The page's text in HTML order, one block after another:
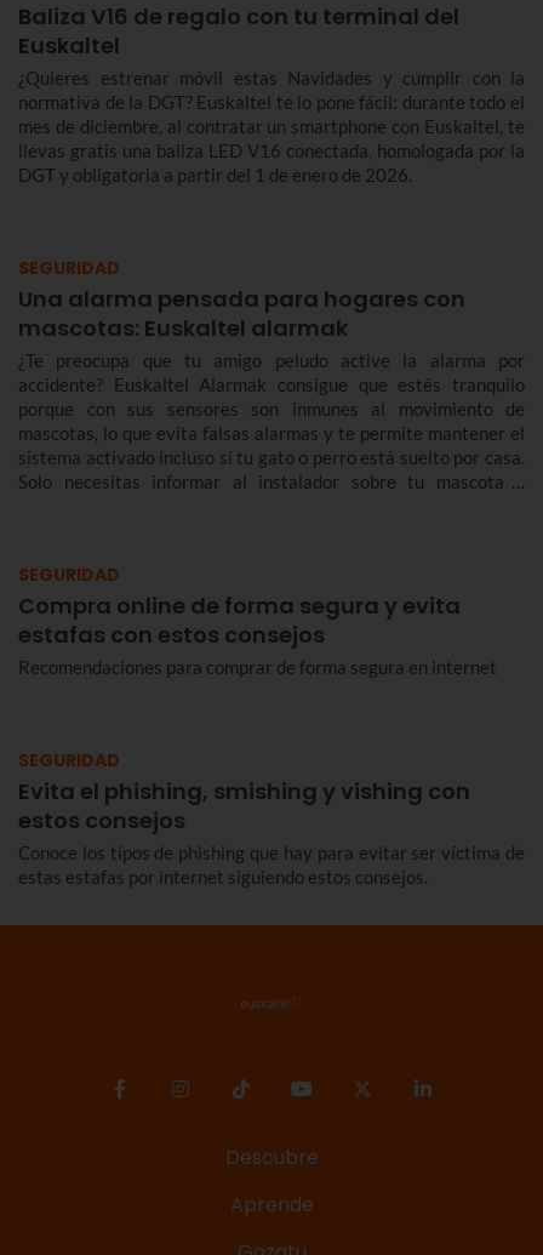
Baliza V16 de regalo con tu terminal del
Euskaltel
¿Quieres estrenar móvil estas Navidades y cumplir con la
normativa de la DGT? Euskaltel te lo pone fácil: durante todo el
mes de diciembre, al contratar un smartphone con Euskaltel, te
llevas gratis una baliza LED V16 conectada, homologada por la
DGT y obligatoria a partir del 1 de enero de 2026.
SEGURIDAD
Una alarma pensada para hogares con
mascotas: Euskaltel alarmak
¿Te preocupa que tu amigo peludo active la alarma por
accidente? Euskaltel Alarmak consigue que estés tranquilo
porque con sus sensores son inmunes al movimiento de
mascotas, lo que evita falsas alarmas y te permite mantener el
sistema activado incluso si tu gato o perro está suelto por casa.
Solo necesitas informar al instalador sobre tu mascota y
SEGURIDAD
Compra online de forma segura y evita
estafas con estos consejos
Recomendaciones para comprar de forma segura en internet
SEGURIDAD
Evita el phishing, smishing y vishing con
estos consejos
Conoce los tipos de phishing que hay para evitar ser víctima de
estas estafas por internet siguiendo estos consejos.
Descubre
Aprende